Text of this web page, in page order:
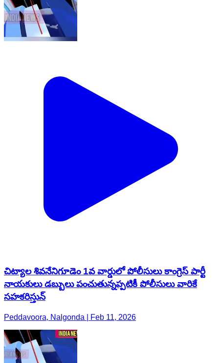
చిట్యాల శివనేనిగూడెం 1వ వార్డులో పోలీసులు కాంగ్రెస్ పార్టీ
నాయకులు డబ్బులు పంచుతున్నప్పటికీ పోలీసులు వారికే
సహకరిస్తున్
Peddavoora, Nalgonda | Feb 11, 2026